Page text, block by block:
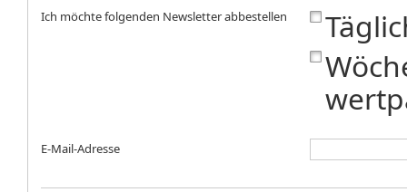
Ich möchte folgenden Newsletter abbestellen
E-Mail-Adresse